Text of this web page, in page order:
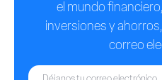
el mundo
inversiones y
correo